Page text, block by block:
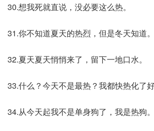
30.想我死就直说，没必要这么热。
31.你不知道夏天的热烈，但是冬天知道。
32.夏天夏天悄悄来了，留下一地口水。
33.什么？今天不是最热？我都快热化了
34.从今天起我不是单身狗了，我是热狗。